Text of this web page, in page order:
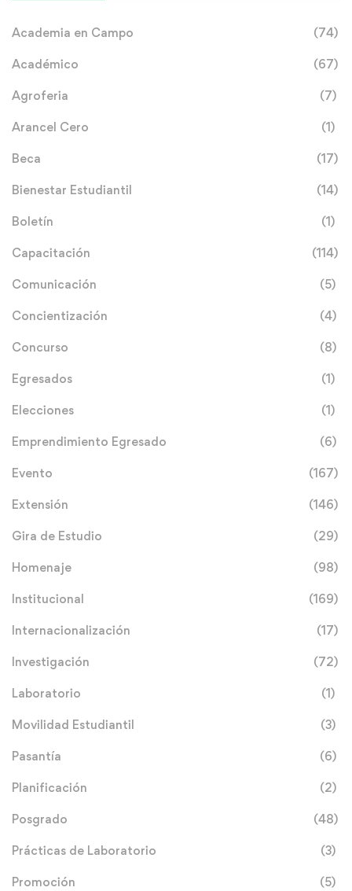
Academia en Campo (74)
Académico (67)
Agroferia (7)
Arancel Cero (1)
Beca (17)
Bienestar Estudiantil (14)
Boletín (1)
Capacitación (114)
Comunicación (5)
Concientización (4)
Concurso (8)
Egresados (1)
Elecciones (1)
Emprendimiento Egresado (6)
Evento (167)
Extensión (146)
Gira de Estudio (29)
Homenaje (98)
Institucional (169)
Internacionalización (17)
Investigación (72)
Laboratorio (1)
Movilidad Estudiantil (3)
Pasantía (6)
Planificación (2)
Posgrado (48)
Prácticas de Laboratorio (3)
Promoción (5)